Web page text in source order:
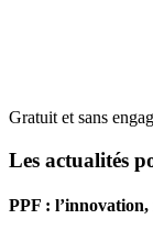
Gratuit et sans
Les actualités
PPF :